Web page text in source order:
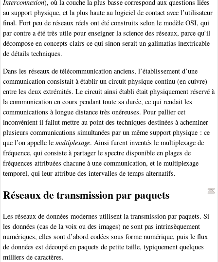
Interconnexion), où la couche la plus basse correspond aux questions liées
au support physique, et la plus haute au logiciel de contact avec l’utilisateur
final. Fort peu de réseaux réels ont été construits selon le modèle OSI, qui
par contre a été très utile pour enseigner la science des réseaux, parce qu’il
décompose en concepts clairs ce qui sinon serait un galimatias inextricable
de détails techniques.
Dans les réseaux de télécommunication anciens, l’établissement d’une
communication consistait à établir un circuit physique continu (en cuivre)
entre les deux extrémités. Le circuit ainsi établi était physiquement réservé à
la communication en cours pendant toute sa durée, ce qui rendait les
communications à longue distance très onéreuses. Pour pallier cet
inconvénient il fallut mettre au point des techniques destinées à acheminer
plusieurs communications simultanées par un même support physique : ce
que l’on appelle le multiplexage. Ainsi furent inventés le multiplexage de
fréquence, qui consiste à partager le spectre disponible en plages de
fréquences attribuées chacune à une communication, et le multiplexage
temporel, qui leur attribue des intervalles de temps alternatifs.
Réseaux de transmission par paquets
Les réseaux de données modernes utilisent la transmission par paquets. Si
les données (cas de la voix ou des images) ne sont pas intrinsèquement
numériques, elles sont d’abord codées sous forme numérique, puis le flux
de données est découpé en paquets de petite taille, typiquement quelques
milliers de caractères.